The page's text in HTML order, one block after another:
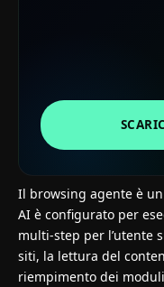
Il browsing agente è
AI è configurato per
multi-step per l’utente
siti, la lettura del
riempimento dei